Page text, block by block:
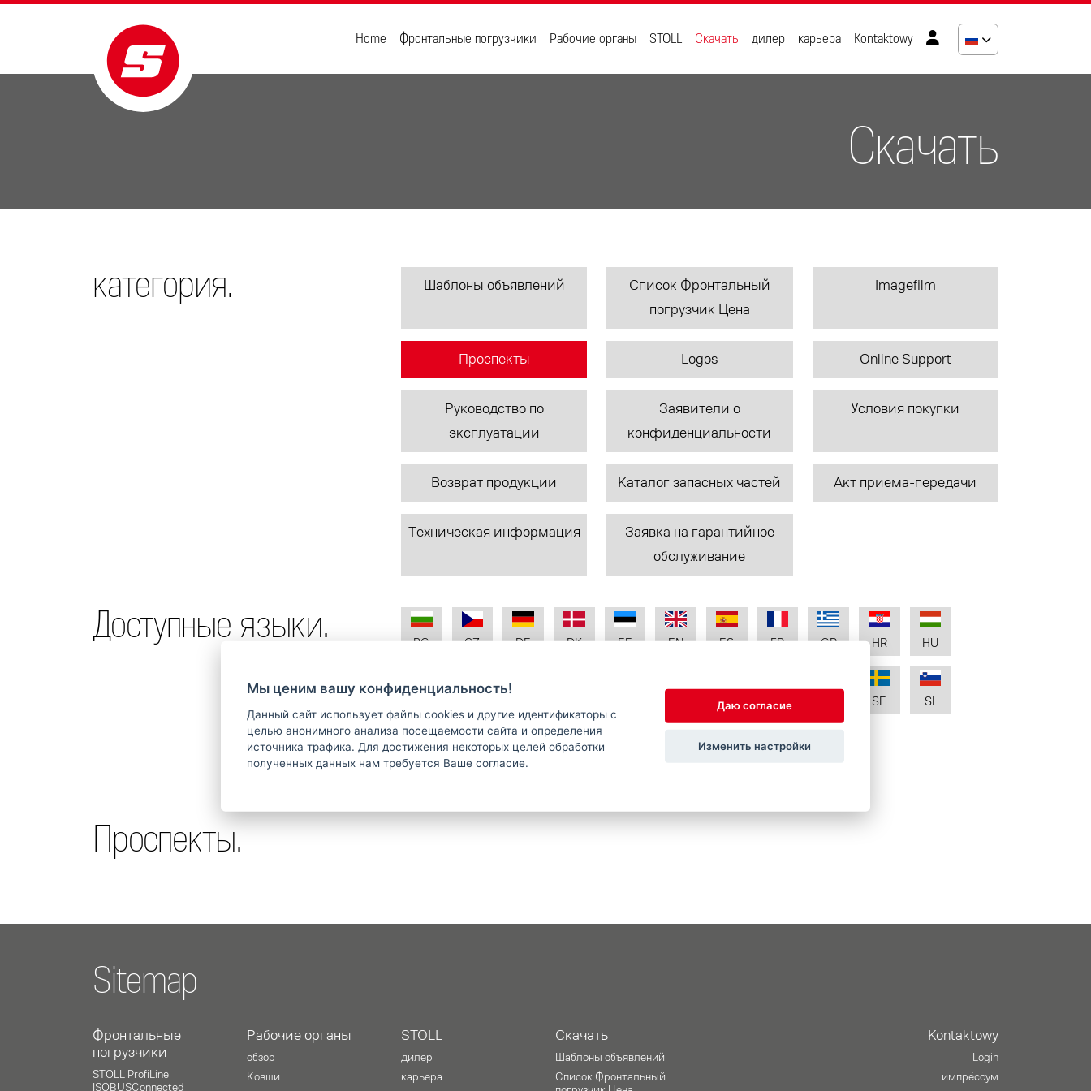
Home Фронтальные погрузчики Рабочие органы STOLL Скачать дилер карьера Kontaktowy
Скачать
категория. Шаблоны объявлений
Список Фронтальный
погрузчик Цена
Imagefilm
Проспекты Logos Online Support
Руководство по
эксплуатации
Заявители о
конфиденциальности
Условия покупки
Возврат продукции Каталог запасных частей Акт приема-передачи
Техническая информация
Заявка на гарантийное
обслуживание
Доступные языки. BG CZ DE DK EE EN ES FR GR HR HU
PT RO SE SI
SK UA
Проспекты.
Sitemap
Фронтальные
погрузчики
STOLL ProfiLine
ISOBUSConnected
Рабочие органы
oбзор
Ковши
STOLL
дилер
карьера
Скачать
Шаблоны объявлений
Список Фронтальный
Kontaktowy
Login
импре́ссум
Мы ценим вашу конфиденциальность!
Данный сайт использует файлы cookies и другие идентификаторы с
целью анонимного анализа посещаемости сайта и определения
источника трафика. Для достижения некоторых целей обработки
полученных данных нам требуется Ваше согласие.
Даю согласие
Изменить настройки